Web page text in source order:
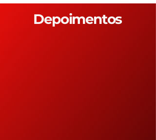
Depoimentos